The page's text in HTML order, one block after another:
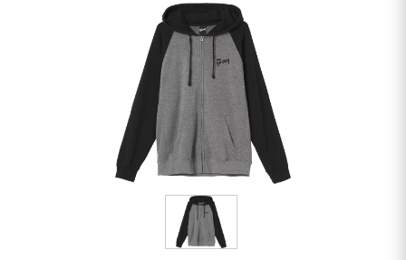
Sintetizadores & samplers
Grabación
Auriculares